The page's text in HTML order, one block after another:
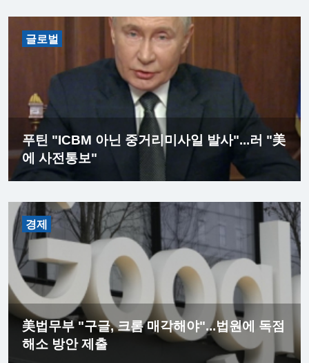
글로벌
푸틴 "ICBM 아닌 중거리미사일 발사"...러 "美
에 사전통보"
경제
美법무부 "구글, 크롬 매각해야"...법원에 독점
해소 방안 제출